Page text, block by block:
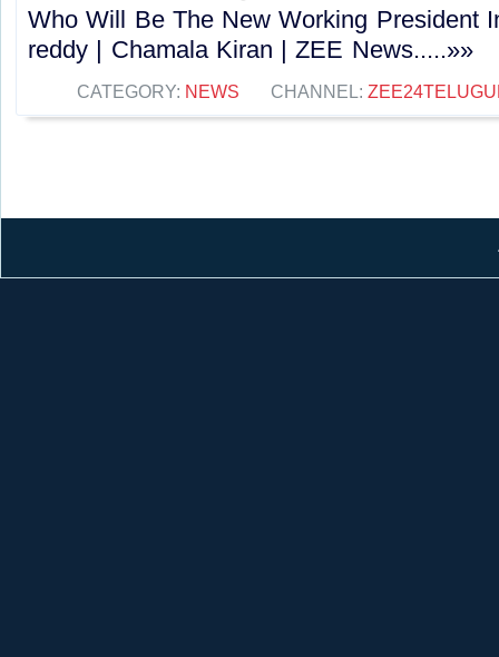
Who Will Be The New Working President
reddy | Chamala Kiran | ZEE News.....»»
CATEGORY: NEWS CHANNEL: